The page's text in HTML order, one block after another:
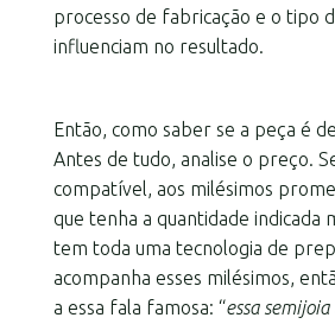
processo de fabricação e o tipo
influenciam no resultado.
Então, como saber se a peça é
Antes de tudo, analise o preço.
compatível, aos milésimos
que tenha a quantidade indicada
tem toda uma tecnologia de
acompanha esses milésimos,
a essa fala famosa: “essa